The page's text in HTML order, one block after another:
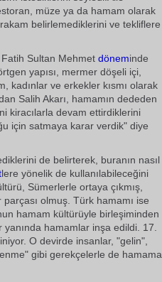
müze ya da hamam olarak
belirlemediklerini ve tekliflere
Sultan Mehmet döneminde
yapısı, mermer döşeli içi,
kadınlar ve erkekler kısmı olarak
Salih Akarı, hamamın dededen
kiracılarla devam ettirdiklerini
için satmaya karar verdik" diye
de belirterek, buranın nasıl
lere yönelik de kullanılabileceğini
Sümerlerle ortaya çıkmış,
olmuş. Türk hamamı ise
hamam kültürüyle birleşiminden
yanında hamamlar inşa edildi. 17.
O devirde insanlar, "gelin",
gibi gerekçelerle de hamama